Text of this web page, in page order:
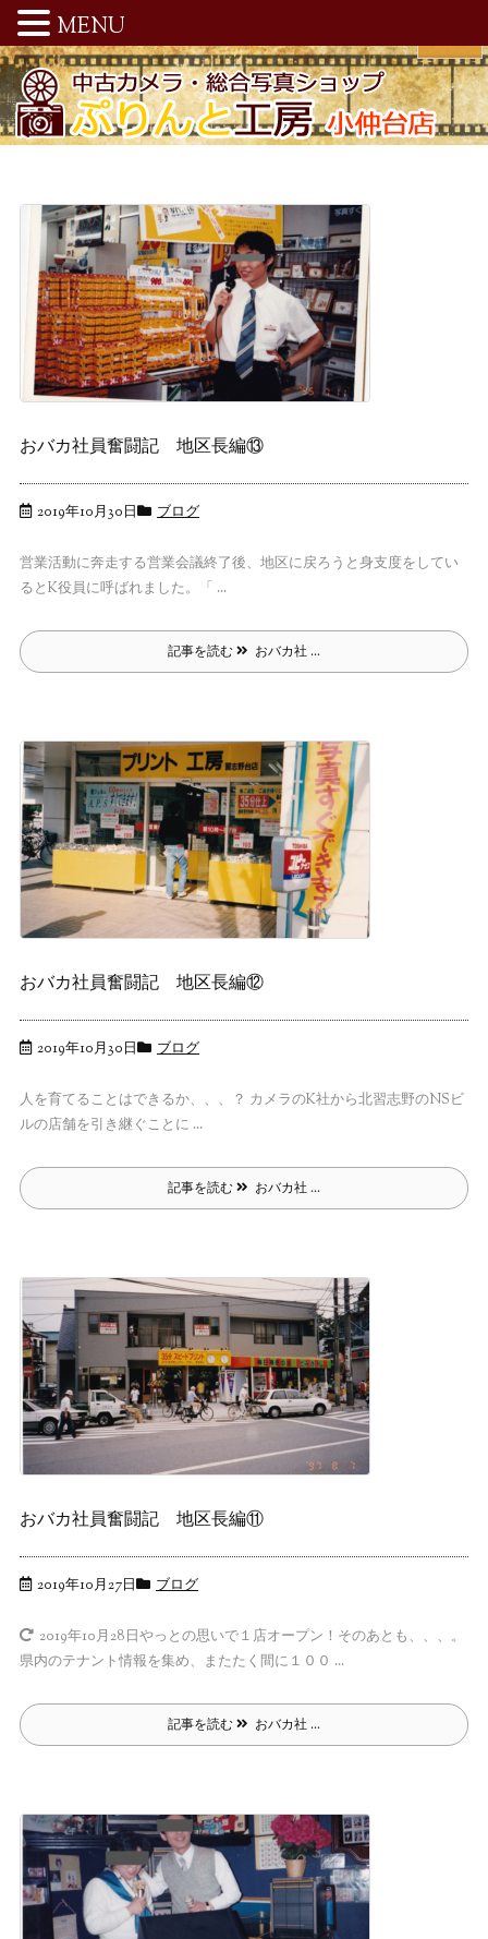
おバカ社員奮闘記 地区長編⑬
2019年10月30日 ブログ
営業活動に奔走する営業会議終了後、地区に戻ろうと身支度をしてい
るとK役員に呼ばれました。「 ...
記事を読む おバカ社 ...
おバカ社員奮闘記 地区長編⑫
2019年10月30日 ブログ
人を育てることはできるか、、、？ カメラのK社から北習志野のNSビ
ルの店舗を引き継ぐことに ...
記事を読む おバカ社 ...
おバカ社員奮闘記 地区長編⑪
2019年10月27日 ブログ
2019年10月28日やっとの思いで１店オープン！そのあとも、、、。
県内のテナント情報を集め、またたく間に１００ ...
記事を読む おバカ社 ...
MENU